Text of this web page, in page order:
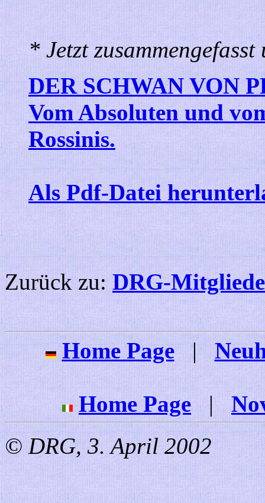
* Jetzt
DER SCHWAN VON
Vom Absoluten und
Rossinis.
Als Pdf-Datei
Zurück zu: DRG-
Home Page|
Home Page |
© DRG, 3. April 2002